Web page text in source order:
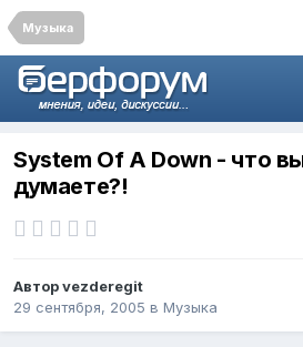
Музыка
System Of A Down - что
думаете?!
Авторvezderegit
29 сентября, 2005 в Музыка